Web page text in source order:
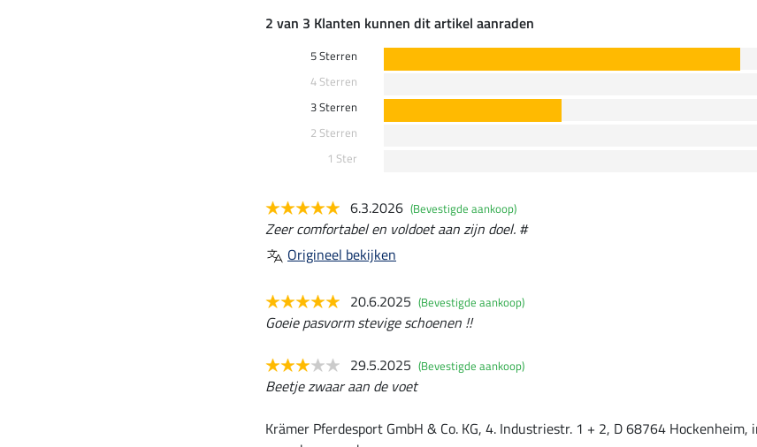
2 van 3 Klanten kunnen dit artikel aanraden
5 Sterren
4 Sterren
3 Sterren
2 Sterren
1 Ster
6.3.2026 (Bevestigde aankoop)
Zeer comfortabel en voldoet aan zijn doel. #
Origineel bekijken
20.6.2025 (Bevestigde aankoop)
Goeie pasvorm stevige schoenen !!
29.5.2025 (Bevestigde aankoop)
Beetje zwaar aan de voet
Krämer Pferdesport GmbH & Co. KG, 4. Industriestr. 1 + 2, D 68764 Hockenheim,